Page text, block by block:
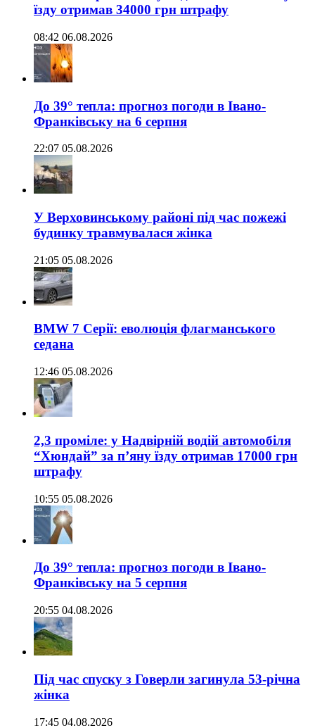
їзду отримав 34000 грн штрафу
08:42 06.08.2026
До 39° тепла: прогноз погоди в Івано-
Франківську на 6 серпня
22:07 05.08.2026
У Верховинському районі під час пожежі
будинку травмувалася жінка
21:05 05.08.2026
BMW 7 Серії: еволюція флагманського
седана
12:46 05.08.2026
2,3 проміле: у Надвірній водій автомобіля
“Хюндай” за п’яну їзду отримав 17000 грн
штрафу
10:55 05.08.2026
До 39° тепла: прогноз погоди в Івано-
Франківську на 5 серпня
20:55 04.08.2026
Під час спуску з Говерли загинула 53-річна
жінка
17:45 04.08.2026